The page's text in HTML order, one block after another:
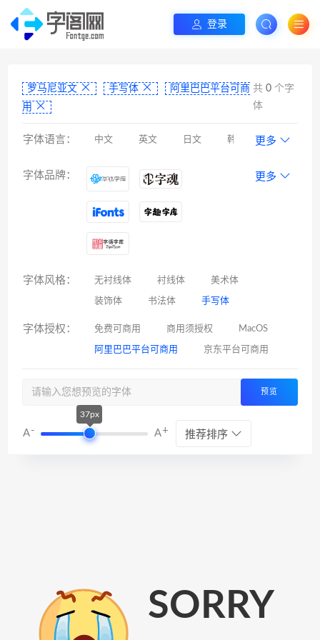
登录
罗马尼亚文 手写体
阿里巴巴平台可商
用
共0 个字
体
字体语言： 中文 英文 日文 韩文
罗马尼亚文 彝文
更多
字体品牌： 更多
字体风格： 无衬线体 衬线体 美术体
装饰体 书法体 手写体
字体授权： 免费可商用 商用须授权 MacOS
阿里巴巴平台可商用 京东平台可商用
预览
A-
37px
A+ 推荐排序
SORRY